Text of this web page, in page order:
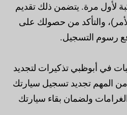
لأول مرة. يتضمن ذلك تقديم
والتأكد من حصولك على
رسوم التسجيل.
في أبوظبي تذكيرات لتجديد
المهم تجديد تسجيل سيارتك
ولضمان بقاء سيارتك